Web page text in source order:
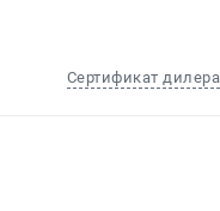
Сертификат дилера